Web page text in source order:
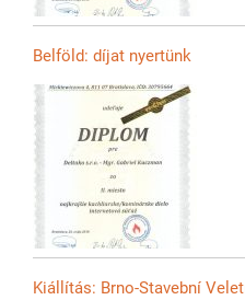
Belföld: díjat nyertünk
Kiállítás: Brno-Stavební